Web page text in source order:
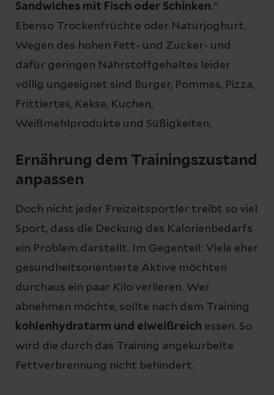
Sandwiches mit Fisch oder Schinken."
Ebenso Trockenfrüchte oder Naturjoghurt.
Wegen des hohen Fett- und Zucker- und
dafür geringen Nährstoffgehaltes leider
völlig ungeeignet sind Burger, Pommes, Pizza,
Frittiertes, Kekse, Kuchen,
Weißmehlprodukte und Süßigkeiten.
Ernährung dem Trainingszustand
anpassen
Doch nicht jeder Freizeitsportler treibt so viel
Sport, dass die Deckung des Kalorienbedarfs
ein Problem darstellt. Im Gegenteil: Viele eher
gesundheitsorientierte Aktive möchten
durchaus ein paar Kilo verlieren. Wer
abnehmen möchte, sollte nach dem Training
kohlenhydratarm und eiweißreich essen. So
wird die durch das Training angekurbelte
Fettverbrennung nicht behindert.